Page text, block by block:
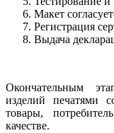
Макет
Регистрация
Выдача
Окончательным
изделий печатями
товары,
качестве.